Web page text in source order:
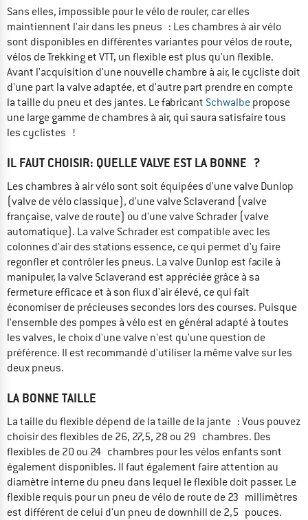
Sans elles, impossible pour le vélo de rouler, car elles
maintiennent l'air dans les pneus : Les chambres à air vélo
sont disponibles en différentes variantes pour vélos de route,
vélos de Trekking et VTT, un flexible est plus qu'un flexible.
Avant l'acquisition d'une nouvelle chambre à air, le cycliste doit
d'une part la valve adaptée, et d'autre part prendre en compte
la taille du pneu et des jantes. Le fabricant Schwalbe propose
une large gamme de chambres à air, qui saura satisfaire tous
les cyclistes !
IL FAUT CHOISIR: QUELLE VALVE EST LA BONNE ?
Les chambres à air vélo sont soit équipées d'une valve Dunlop
(valve de vélo classique), d'une valve Sclaverand (valve
française, valve de route) ou d'une valve Schrader (valve
automatique). La valve Schrader est compatible avec les
colonnes d'air des stations essence, ce qui permet d'y faire
regonfler et contrôler les pneus. La valve Dunlop est facile à
manipuler, la valve Sclaverand est appréciée grâce à sa
fermeture efficace et à son flux d'air élevé, ce qui fait
économiser de précieuses secondes lors des courses. Puisque
l'ensemble des pompes à vélo est en général adapté à toutes
les valves, le choix d'une valve n'est qu'une question de
préférence. Il est recommandé d'utiliser la même valve sur les
deux pneus.
LA BONNE TAILLE
La taille du flexible dépend de la taille de la jante : Vous pouvez
choisir des flexibles de 26, 27,5, 28 ou 29 chambres. Des
flexibles de 20 ou 24 chambres pour les vélos enfants sont
également disponibles. Il faut également faire attention au
diamètre interne du pneu dans lequel le flexible doit passer. Le
flexible requis pour un pneu de vélo de route de 23 millimètres
est différent de celui d'un pneu de downhill de 2,5 pouces.